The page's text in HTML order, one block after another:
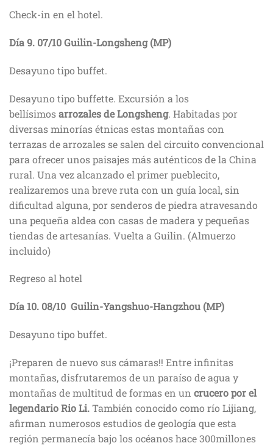
Check-in en el hotel.
Día9. 07/10Guilin-Longsheng (MP)
Desayuno tipo buffet.
Desayuno tipo buffette. Excursión a los
bellísimosarrozales de Longsheng. Habitadas por
diversas minorías étnicas estas montañas con
terrazas de arrozales se salen del circuito convencional
para ofrecer unos paisajes más auténticos de la China
rural. Una vez alcanzado el primer pueblecito,
realizaremos una breve ruta con un guía local, sin
dificultad alguna, por senderos de piedra atravesando
una pequeña aldea con casas de madera y pequeñas
tiendas de artesanías. Vuelta a Guilin. (Almuerzo
incluido)
Regreso al hotel
Día 10. 08/10 Guilin-Yangshuo-Hangzhou (MP)
Desayuno tipo buffet.
¡Preparen de nuevo sus cámaras!! Entre infinitas
montañas, disfrutaremos de un paraíso de agua y
montañas de multitud de formas en un crucero por el
legendario Rio Li.También conocido como río Lijiang,
afirman numerosos estudios de geología que esta
región permanecía bajo los océanos hace 300millones